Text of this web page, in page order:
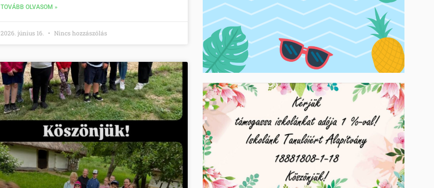
TOVÁBB OLVASOM »
2026. június 16. Nincs hozzászólás